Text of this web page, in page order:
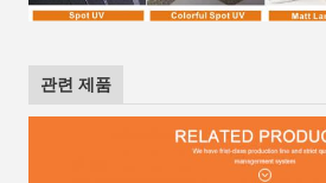
관련 제품